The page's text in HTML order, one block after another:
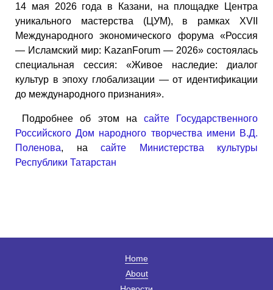
14 мая 2026 года в Казани, на площадке Центра
уникального мастерства (ЦУМ), в рамках XVII
Международного экономического форума «Россия
— Исламский мир: KazanForum — 2026» состоялась
специальная сессия: «Живое наследие: диалог
культур в эпоху глобализации — от идентификации
до международного признания».
Подробнее об этом на сайте Государственного
Российского Дом народного творчества имени В.Д.
Поленова, на сайте Министерства культуры
Республики Татарстан
Home
About